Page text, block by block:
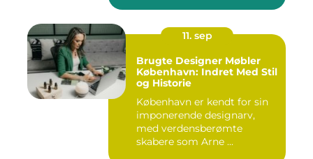
11. sep
Brugte Designer Møbler
København: Indret Med Stil
og Historie
København er kendt for sin
imponerende designarv,
med verdensberømte
skabere som Arne ...